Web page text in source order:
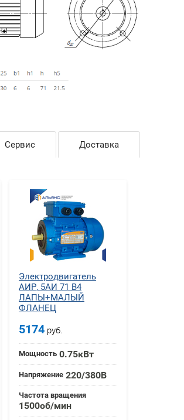
Сервис Доставка
Электродвигатель
АИР, 5АИ 71 В4
ЛАПЫ+МАЛЫЙ
ФЛАНЕЦ
5174 руб.
Мощность 0.75кВт
Напряжение 220/380В
Частота вращения
1500об/мин